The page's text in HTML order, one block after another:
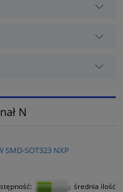
N
SMD-SOT323 NXP
średnia ilość